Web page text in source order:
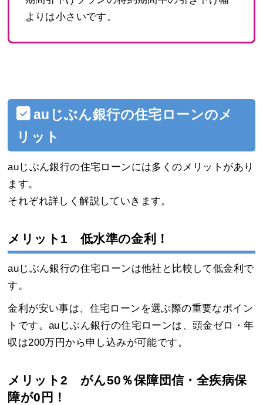
よりは小さいです。
auじぶん銀行の住宅ローンのメ
リット
auじぶん銀行の住宅ローンには多くのメリットがあり
ます。
それぞれ詳しく解説していきます。
メリット1 低水準の金利！
auじぶん銀行の住宅ローンは他社と比較して低金利で
す。
金利が安い事は、住宅ローンを選ぶ際の重要なポイン
トです。auじぶん銀行の住宅ローンは、頭金ゼロ・年
収は200万円から申し込みが可能です。
メリット2 がん50％保障団信・全疾病保
障が0円！